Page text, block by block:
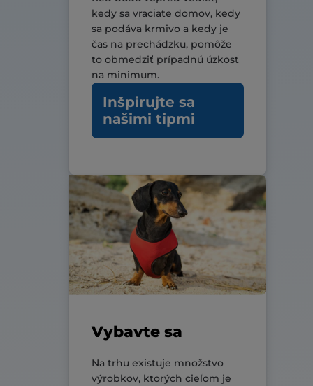
kedy sa vraciate domov, kedy
sa podáva krmivo a kedy je
čas na prechádzku, pomôže
to obmedziť prípadnú úzkosť
na minimum.
Inšpirujte sa
našimi tipmi
Vybavte sa
Na trhu existuje množstvo
výrobkov, ktorých cieľom je